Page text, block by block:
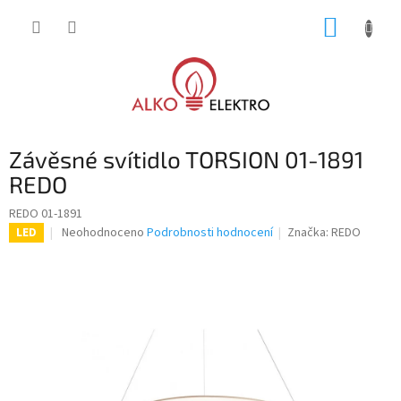
Závěsné svítidlo TORSION 01-1891
REDO
REDO 01-1891
LED
Průměrné
Neohodnoceno Podrobnosti hodnocení Značka:REDO